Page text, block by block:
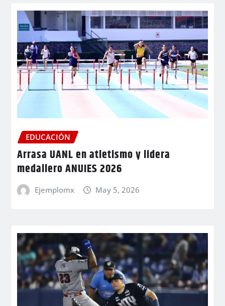
EDUCACIÓN
Arrasa UANL en atletismo y lidera
medallero ANUIES 2026
Ejemplomx May 5, 2026